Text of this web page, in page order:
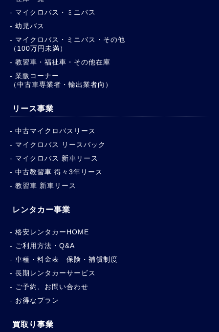
マイクロバス・ミニバス
幼児バス
マイクロバス・ミニバス・その他
（100万円未満）
教習車・福祉車・その他在庫
業販コーナー
（中古車専業者・輸出業者向）
リース事業
中古マイクロバスリース
マイクロバス リースバック
マイクロバス 新車リース
中古教習車 得々3年リース
教習車 新車リース
レンタカー事業
格安レンタカーHOME
ご利用方法・Q&A
車種・料金表 保険・補償制度
長期レンタカーサービス
ご予約、お問い合わせ
お得なプラン
買取り事業